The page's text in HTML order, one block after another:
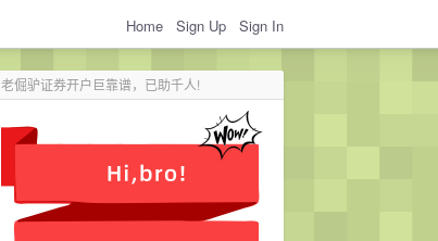
Home Sign Up Sign In
老倔驴证券开户巨靠谱，已助千人!